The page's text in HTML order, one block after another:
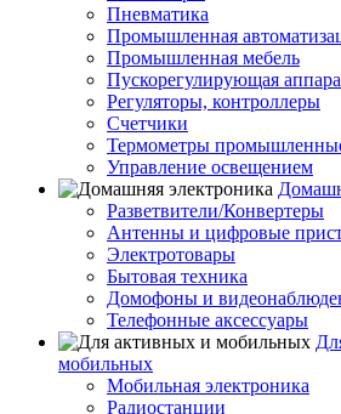
Пневматика
Промышленная
Промышленная мебель
Пускорегулирующая
Регуляторы, контроллеры
Счетчики
Термометры
Управление освещением
Разветвители/Конвертеры
Антенны и цифровые
Электротовары
Бытовая техника
Домофоны и
Телефонные аксессуары
мобильных
Мобильная электроника
Радиостанции